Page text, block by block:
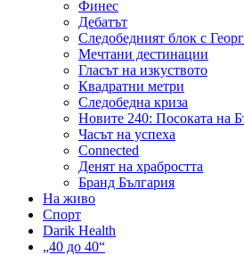
Финес
Дебатът
Следобедният блок с
Мечтани дестинации
Гласът на изкуството
Квадратни метри
Следобедна криза
Новите 240: Посоката на
Часът на успеха
Connected
Денят на храбростта
Бранд България
На живо
Спорт
Darik Health
„40 до 40“